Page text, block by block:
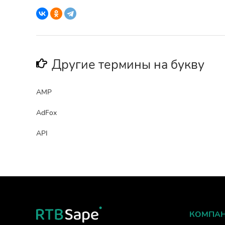
Другие термины на букву
AMP
AdFox
API